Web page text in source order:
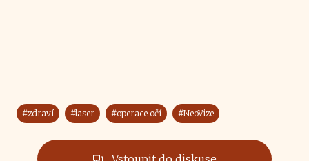
#zdraví #laser #operace očí #NeoVize